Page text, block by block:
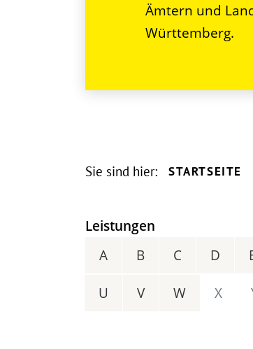
Ämtern und
Württemberg.
Sie sind hier: STARTSEITE
Leistungen
A
B C D
U V W X